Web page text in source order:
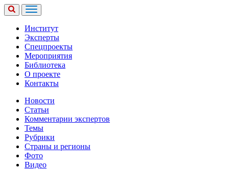
Институт
Эксперты
Спецпроекты
Мероприятия
Библиотека
О проекте
Контакты
Новости
Статьи
Комментарии экспертов
Темы
Рубрики
Страны и регионы
Фото
Видео